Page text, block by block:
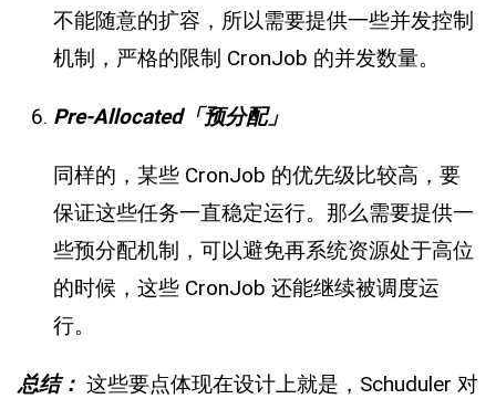
不能随意的扩容，所以需要提供一些并发控制
机制，严格的限制 CronJob 的并发数量。
Pre-Allocated「预分配」
同样的，某些 CronJob 的优先级比较高，要
保证这些任务一直稳定运行。那么需要提供一
些预分配机制，可以避免再系统资源处于高位
的时候，这些 CronJob 还能继续被调度运
行。
总结： 这些要点体现在设计上就是，Schuduler 对